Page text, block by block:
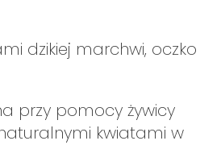
dzikiej marchwi, oczko
przy pomocy żywicy
kwiatami w